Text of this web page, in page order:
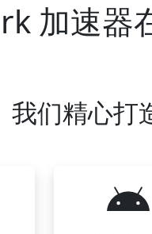
加速器
我们精心打